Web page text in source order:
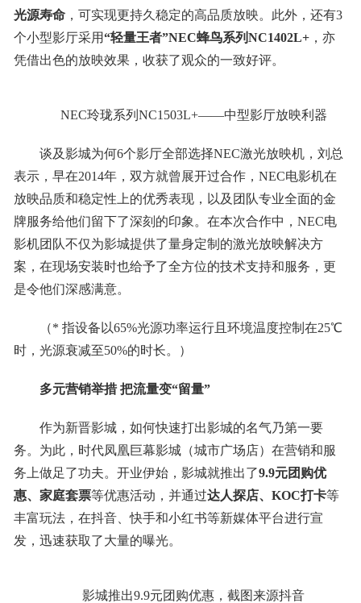
光源寿命，可实现更持久稳定的高品质放映。此外，还有3
个小型影厅采用“轻量王者”NEC蜂鸟系列NC1402L+，亦
凭借出色的放映效果，收获了观众的一致好评。
NEC玲珑系列NC1503L+——中型影厅放映利器
谈及影城为何6个影厅全部选择NEC激光放映机，刘总
表示，早在2014年，双方就曾展开过合作，NEC电影机在
放映品质和稳定性上的优秀表现，以及团队专业全面的金
牌服务给他们留下了深刻的印象。在本次合作中，NEC电
影机团队不仅为影城提供了量身定制的激光放映解决方
案，在现场安装时也给予了全方位的技术支持和服务，更
是令他们深感满意。
（* 指设备以65%光源功率运行且环境温度控制在25℃
时，光源衰减至50%的时长。）
多元营销举措 把流量变“留量”
作为新晋影城，如何快速打出影城的名气乃第一要
务。为此，时代凤凰巨幕影城（城市广场店）在营销和服
务上做足了功夫。开业伊始，影城就推出了9.9元团购优
惠、家庭套票等优惠活动，并通过达人探店、 KOC打卡等
丰富玩法，在抖音、快手和小红书等新媒体平台进行宣
发，迅速获取了大量的曝光。
影城推出9.9元团购优惠，截图来源抖音